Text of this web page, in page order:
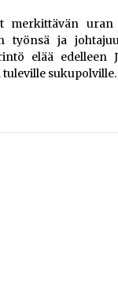
uran
työnsä ja
elää edelleen
sukupolville.